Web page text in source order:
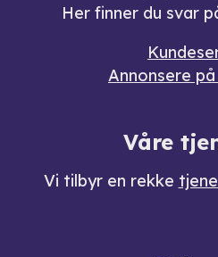
Her finner du svar
Annonsere
Våre
Vi tilbyr en rekke